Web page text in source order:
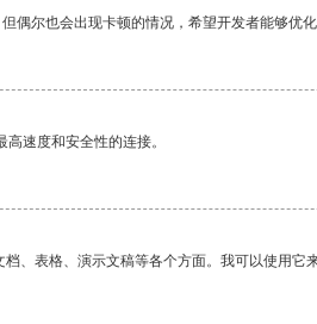
偶尔也会出现卡顿的情况，希望开发者能够优化
速度和安全性的连接。
、表格、演示文稿等各个方面。我可以使用它